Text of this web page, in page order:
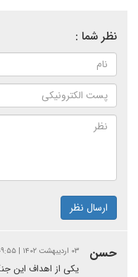
نظر شما :
ارسال نظر
حسن ۰۳ اردیبهشت ۱۴۰۲ | ۰۹:۵۵
یکی از اهداف این